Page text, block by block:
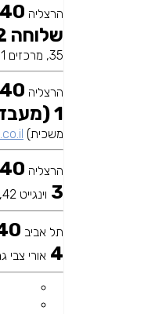
הרצליה
שלוחה 2 (חנות + זאפ)
35, מרכזים 2001 (כניסה D)
הרצליה
1 (מעבדה ראשית)
משכית)
הרצליה
3 וינגייט 42, כיכר דה שליט
תל אביב
4 אורי צבי